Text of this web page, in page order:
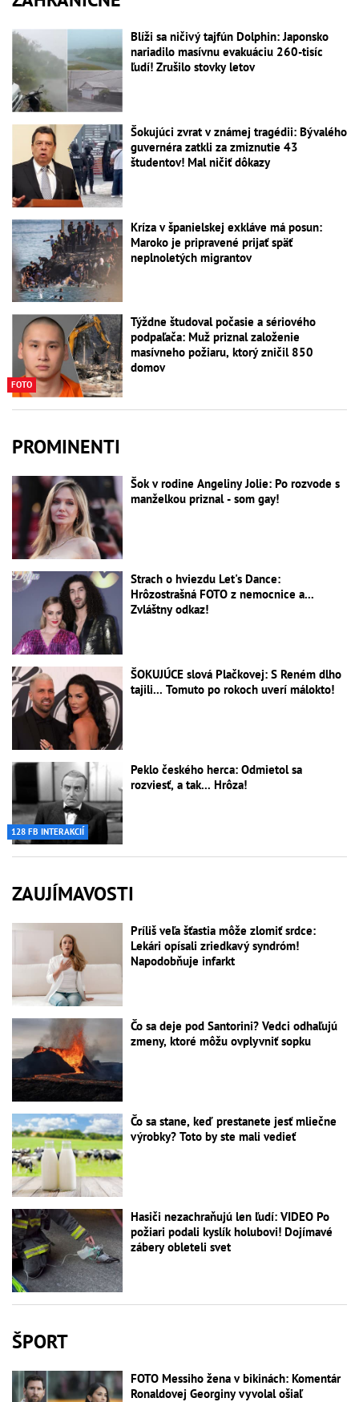
Blíži sa ničivý tajfún Dolphin: Japonsko
nariadilo masívnu evakuáciu 260-tisíc
ľudí! Zrušilo stovky letov
Šokujúci zvrat v známej tragédii: Bývalého
guvernéra zatkli za zmiznutie 43
študentov! Mal ničiť dôkazy
Kríza v španielskej exkláve má posun:
Maroko je pripravené prijať späť
neplnoletých migrantov
FOTO
Týždne študoval počasie a sériového
podpaľača: Muž priznal založenie
masívneho požiaru, ktorý zničil 850
domov
PROMINENTI
Šok v rodine Angeliny Jolie: Po rozvode s
manželkou priznal - som gay!
Strach o hviezdu Let's Dance:
Hrôzostrašná FOTO z nemocnice a...
Zvláštny odkaz!
ŠOKUJÚCE slová Plačkovej: S Reném dlho
tajili... Tomuto po rokoch uverí málokto!
128 FB INTERAKCIÍ
Peklo českého herca: Odmietol sa
rozviesť, a tak... Hrôza!
ZAUJÍMAVOSTI
Príliš veľa šťastia môže zlomiť srdce:
Lekári opísali zriedkavý syndróm!
Napodobňuje infarkt
Čo sa deje pod Santorini? Vedci odhaľujú
zmeny, ktoré môžu ovplyvniť sopku
Čo sa stane, keď prestanete jesť mliečne
výrobky? Toto by ste mali vedieť
Hasiči nezachraňujú len ľudí: VIDEO Po
požiari podali kyslík holubovi! Dojímavé
zábery obleteli svet
ŠPORT
FOTO Messiho žena v bikinách: Komentár
Ronaldovej Georginy vyvolal ošiaľ